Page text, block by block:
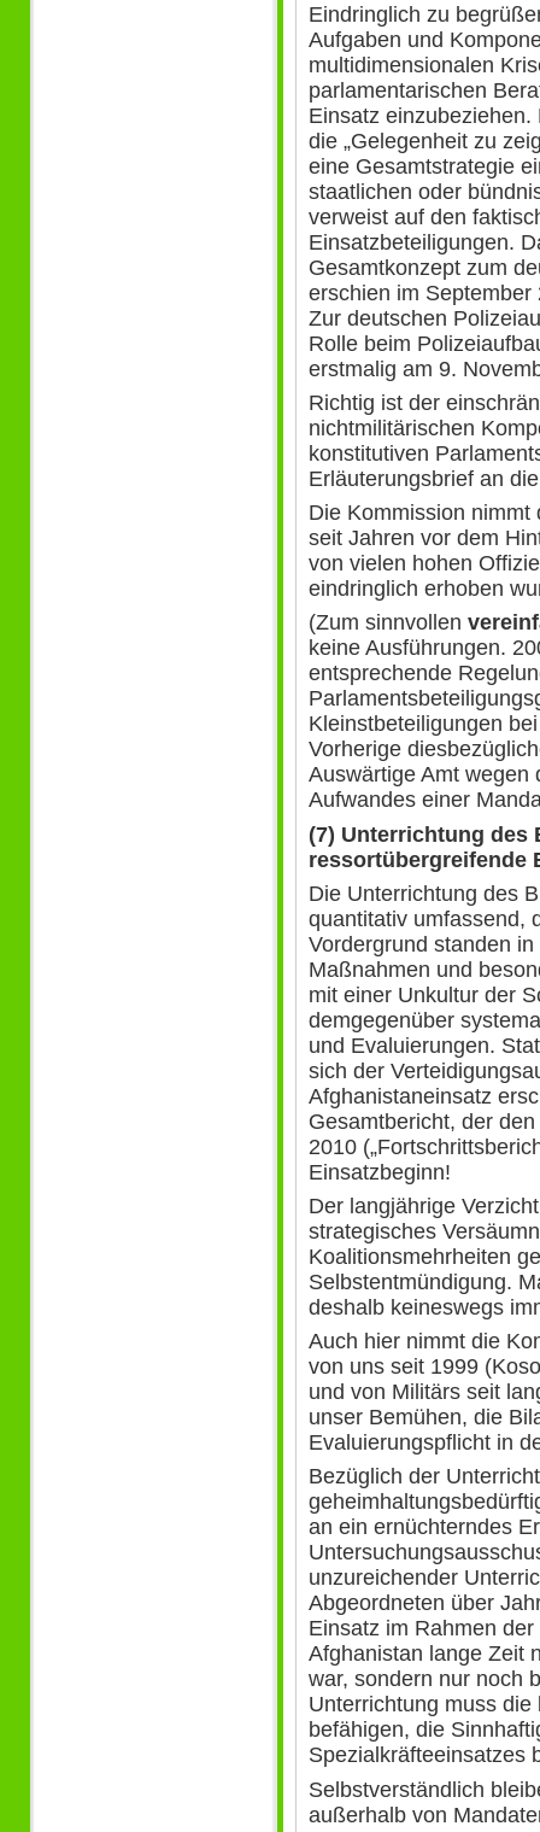
Eindringlich zu
Aufgaben und
multidimensionalen
parlamentarischen
Einsatz
die „Gelegenheit zu
eine Gesamtstrategie
staatlichen oder
verweist auf den
Einsatzbeteiligungen.
Gesamtkonzept zum
erschien im
Zur deutschen
Rolle beim
erstmalig am 9.
Richtig ist der
nichtmilitärischen
konstitutiven
Erläuterungsbrief an
Die Kommission
seit Jahren vor dem
von vielen hohen
eindringlich erhoben
(Zum sinnvollen
keine Ausführungen.
entsprechende
Kleinstbeteiligungen
Vorherige
Auswärtige Amt wegen
Aufwandes einer
(7) Unterrichtung des
ressortübergreifende
Die Unterrichtung des
quantitativ umfassend,
Vordergrund standen
Maßnahmen und
mit einer Unkultur der
demgegenüber
und Evaluierungen.
sich der
Afghanistaneinsatz
Gesamtbericht, der
2010
Einsatzbeginn!
Der langjährige
strategisches
Koalitionsmehrheiten
Selbstentmündigung.
deshalb keineswegs
Auch hier nimmt die
von uns seit 1999
und von Militärs seit
unser Bemühen, die
Evaluierungspflicht in
Bezüglich der
an ein ernüchterndes
unzureichender
Abgeordneten über
Einsatz im Rahmen
Afghanistan lange Zeit
war, sondern nur noch
Unterrichtung muss
befähigen, die
Spezialkräfteeinsatzes
Selbstverständlich
außerhalb von